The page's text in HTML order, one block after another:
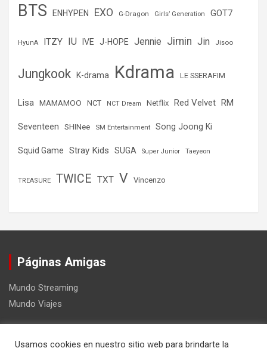
BTS ENHYPEN EXO G-Dragon Girls’ Generation GOT7
HyunA ITZY IU IVE J-HOPE Jennie Jimin Jin Jisoo
Jungkook K-drama Kdrama LE SSERAFIM
Lisa MAMAMOO NCT NCT Dream Netflix Red Velvet RM
Seventeen SHINee SM Entertainment Song Joong Ki
Squid Game Stray Kids SUGA Super Junior Taeyeon
TREASURE TWICE TXT V Vincenzo
Páginas Amigas
Mundo Streaming
Mundo Viajes
Usamos cookies en nuestro sitio web para brindarte la